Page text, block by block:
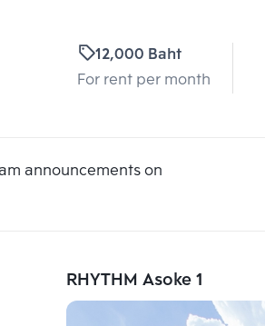
12,000 Baht
For rent per month
announcements on
RHYTHM Asoke 1